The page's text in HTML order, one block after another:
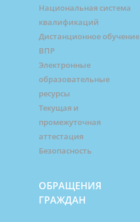
Национальная система
квалификаций
Дистанционное обучение
ВПР
Электронные
образовательные
ресурсы
Текущая и
промежуточная
аттестация
Безопасность
ОБРАЩЕНИЯ
ГРАЖДАН